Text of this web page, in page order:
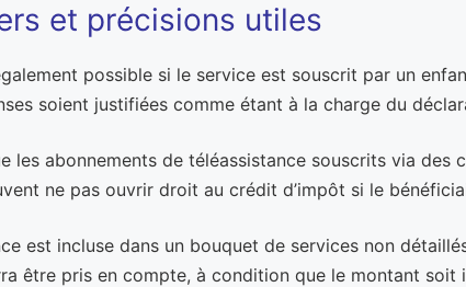
et précisions utiles
possible si le service est souscrit par un
soient justifiées comme étant à la charge du
les abonnements de téléassistance souscrits via
ne pas ouvrir droit au crédit d’impôt si le
est incluse dans un bouquet de services non
être pris en compte, à condition que le montant soit